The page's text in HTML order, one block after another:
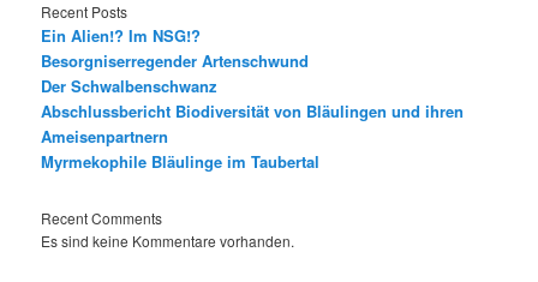
Recent Posts
Ein Alien!? Im NSG!?
Besorgniserregender Artenschwund
Der Schwalbenschwanz
Abschlussbericht Biodiversität von Bläulingen und ihren
Ameisenpartnern
Myrmekophile Bläulinge im Taubertal
Recent Comments
Es sind keine Kommentare vorhanden.